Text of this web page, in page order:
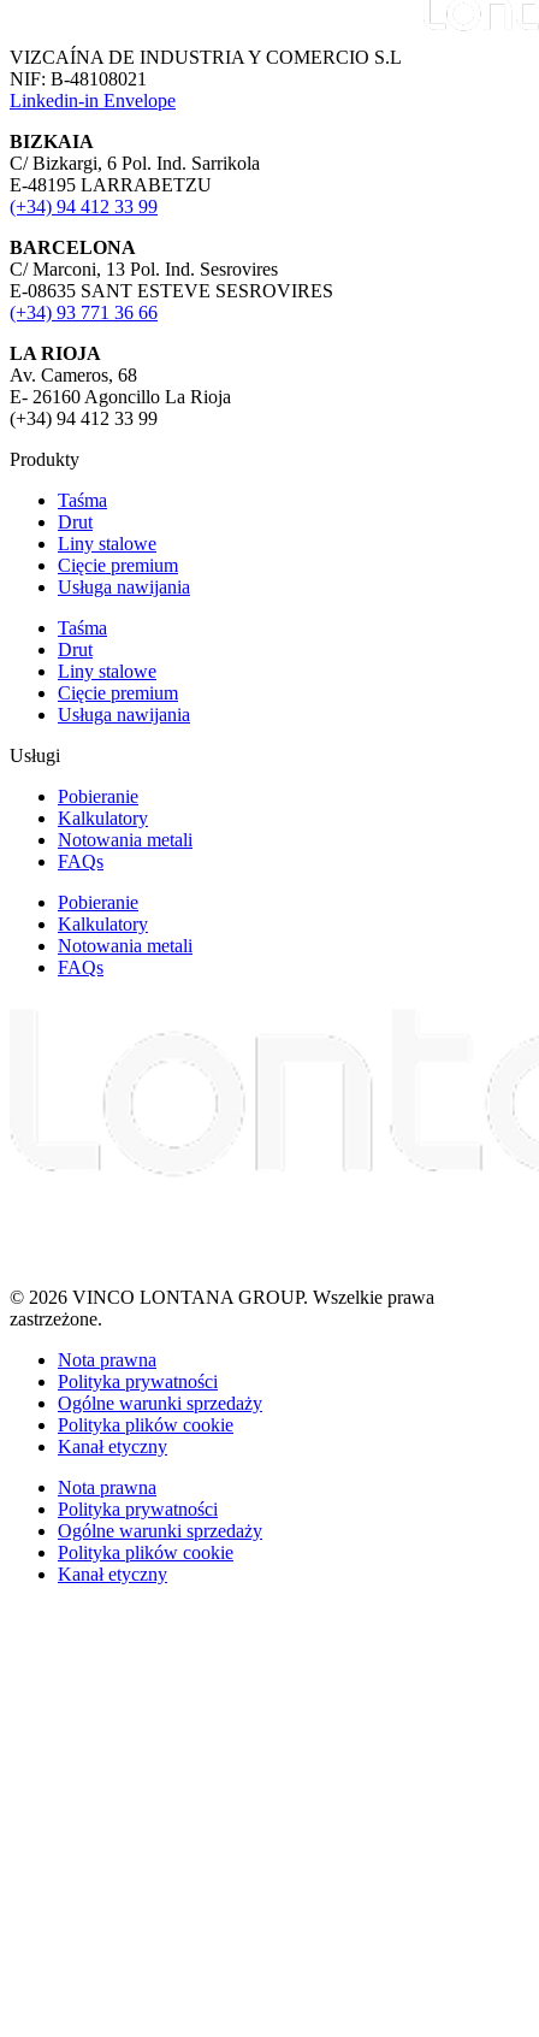
VIZCAÍNA DE INDUSTRIA Y COMERCIO S.L
NIF: B-48108021
Linkedin-in Envelope
BIZKAIA
C/ Bizkargi, 6 Pol. Ind. Sarrikola
E-48195 LARRABETZU
(+34) 94 412 33 99
BARCELONA
C/ Marconi, 13 Pol. Ind. Sesrovires
E-08635 SANT ESTEVE SESROVIRES
(+34) 93 771 36 66
LA RIOJA
Av. Cameros, 68
E- 26160 Agoncillo La Rioja
(+34) 94 412 33 99
Produkty
Taśma
Drut
Liny stalowe
Cięcie premium
Usługa nawijania
Taśma
Drut
Liny stalowe
Cięcie premium
Usługa nawijania
Usługi
Pobieranie
Kalkulatory
Notowania metali
FAQs
Pobieranie
Kalkulatory
Notowania metali
FAQs
© 2026 VINCO LONTANA GROUP. Wszelkie prawa
zastrzeżone.
Nota prawna
Polityka prywatności
Ogólne warunki sprzedaży
Polityka plików cookie
Kanał etyczny
Nota prawna
Polityka prywatności
Ogólne warunki sprzedaży
Polityka plików cookie
Kanał etyczny